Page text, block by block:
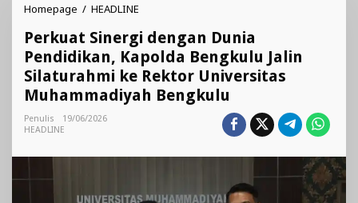
Homepage / HEADLINE
dengan
Dunia
Pendidikan,
Kapolda
Bengkulu
Bengkulu
Perkuat Sinergi dengan Dunia
Pendidikan, Kapolda Bengkulu Jalin
Silaturahmi ke Rektor Universitas
Muhammadiyah Bengkulu
Penulis
19/06/2026
HEADLINE